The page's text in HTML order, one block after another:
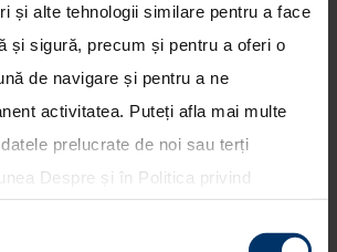
și alte tehnologii similare pentru a face
și sigură, precum și pentru a oferi o
de navigare și pentru a ne
activitatea. Puteți afla mai multe
prelucrate de noi sau terți
Despre și în Politica privind
una sau mai multe categorii sau să